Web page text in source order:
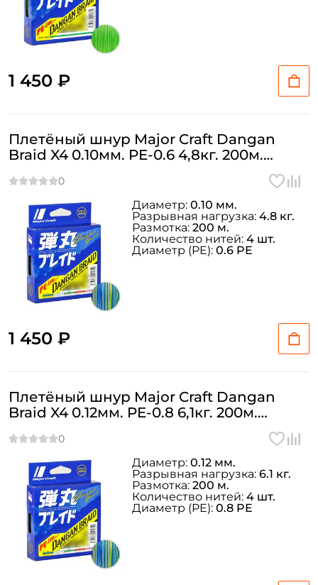
1 450 ₽
Плетёный шнур Major Craft Dangan
Braid X4 0.10мм. PE-0.6 4,8кг. 200м.
1 450 ₽
Диаметр: 0.10 мм.
Разрывная нагрузка: 4.8 кг.
Размотка: 200 м.
Количество нитей: 4 шт.
Диаметр (PE): 0.6 PE
Плетёный шнур Major Craft Dangan
Braid X4 0.12мм. PE-0.8 6,1кг. 200м.
Диаметр: 0.12 мм.
Разрывная нагрузка: 6.1 кг.
Размотка: 200 м.
Количество нитей: 4 шт.
Диаметр (PE): 0.8 PE